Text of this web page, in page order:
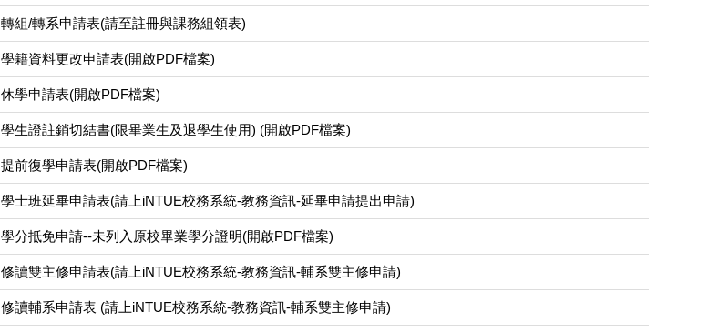
轉組/轉系申請表(請至註冊與課務組領表)
學籍資料更改申請表(開啟PDF檔案)
休學申請表(開啟PDF檔案)
學生證註銷切結書(限畢業生及退學生使用) (開啟PDF檔案)
提前復學申請表(開啟PDF檔案)
學士班延畢申請表(請上iNTUE校務系統-教務資訊-延畢申請提出申請)
學分抵免申請--未列入原校畢業學分證明(開啟PDF檔案)
修讀雙主修申請表(請上iNTUE校務系統-教務資訊-輔系雙主修申請)
修讀輔系申請表 (請上iNTUE校務系統-教務資訊-輔系雙主修申請)